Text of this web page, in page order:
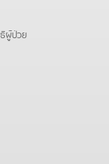
ผู้ป่วย